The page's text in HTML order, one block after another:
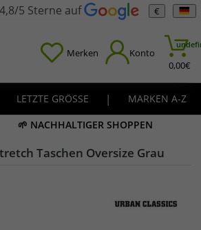
4,8/5 Sterne auf €
Merken Konto
0,00€
LETZTE GRÖSSE |
MARKEN A-Z
🌱 NACHHALTIGER SHOPPEN
Taschen Oversize Grau